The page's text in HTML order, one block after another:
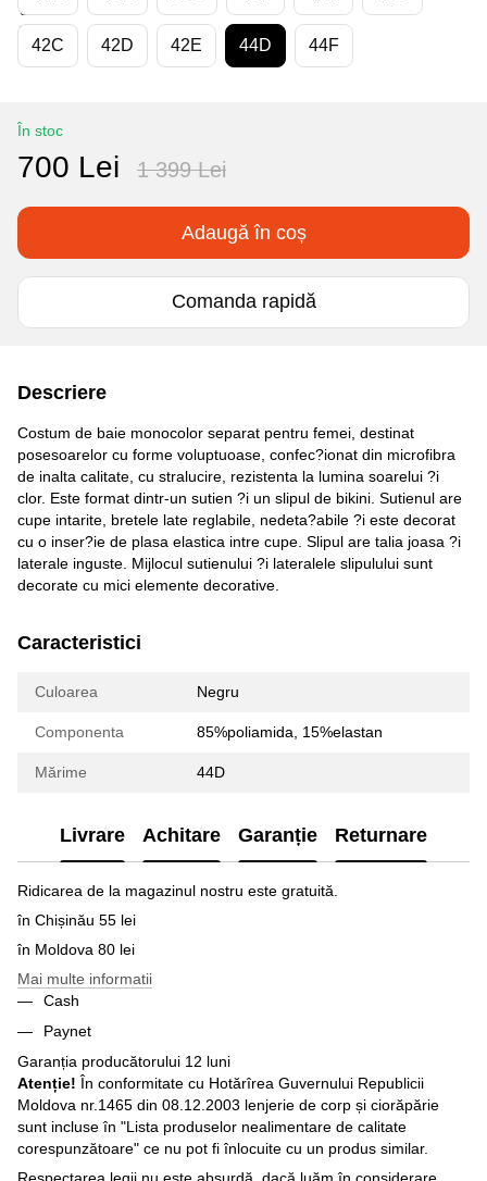
42C 42D 42E 44D 44F
În stoc
700 Lei 1 399 Lei
Adaugă în coș
Comanda rapidă
Descriere
Costum de baie monocolor separat pentru femei, destinat
posesoarelor cu forme voluptuoase, confec?ionat din microfibra
de inalta calitate, cu stralucire, rezistenta la lumina soarelui ?i
clor. Este format dintr-un sutien ?i un slipul de bikini. Sutienul are
cupe intarite, bretele late reglabile, nedeta?abile ?i este decorat
cu o inser?ie de plasa elastica intre cupe. Slipul are talia joasa ?i
laterale inguste. Mijlocul sutienului ?i lateralele slipulului sunt
decorate cu mici elemente decorative.
Caracteristici
Culoarea Negru
Componenta 85%poliamida, 15%elastan
Mărime 44D
Livrare Achitare Garanție Returnare
Ridicarea de la magazinul nostru este gratuită.
în Chișinău 55 lei
în Moldova 80 lei
Mai multe informatii
Cash
Paynet
Garanția producătorului 12 luni
Atenție! În conformitate cu Hotărîrea Guvernului Republicii
Moldova nr.1465 din 08.12.2003 lenjerie de corp și ciorăpărie
sunt incluse în "Lista produselor nealimentare de calitate
corespunzătoare" ce nu pot fi înlocuite cu un produs similar.